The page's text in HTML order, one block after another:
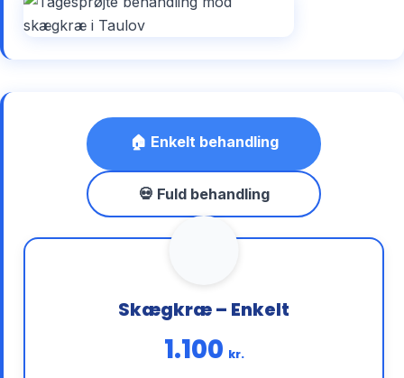
🏠 Enkelt behandling
💀 Fuld behandling
Skægkræ – Enkelt
1.100 kr.